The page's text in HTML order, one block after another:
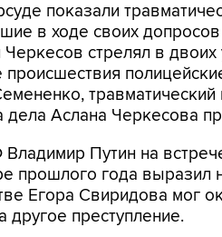
показали
в ходе своих допросов
стрелял в
дела Аслана Черкесова
Путин на
прошлого года выразил
Егора Свиридова мог
другое преступление.